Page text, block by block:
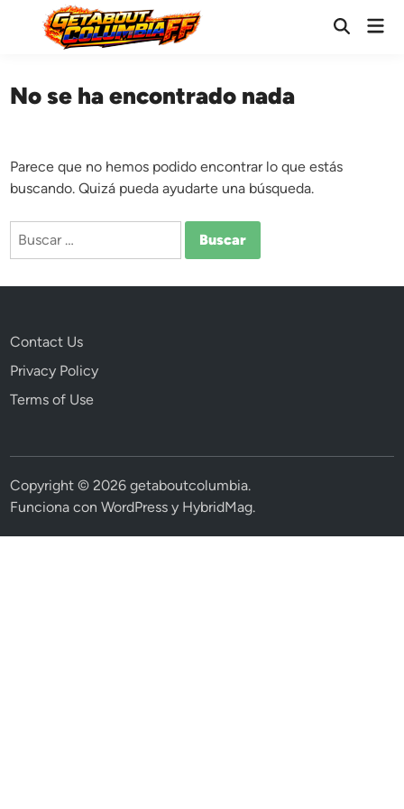
contenido
Abrir
No se ha encontrado nada
Parece que no hemos podido encontrar lo que estás
buscando. Quizá pueda ayudarte una búsqueda.
Buscar:
Contact Us
Privacy Policy
Terms of Use
Copyright © 2026getaboutcolumbia.
Funciona conWordPress y HybridMag.